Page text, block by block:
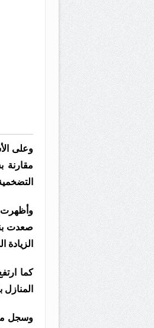
وأظهرت
المنازل بنسبة 0.3%، فيما سجلت أسعار الأغذية